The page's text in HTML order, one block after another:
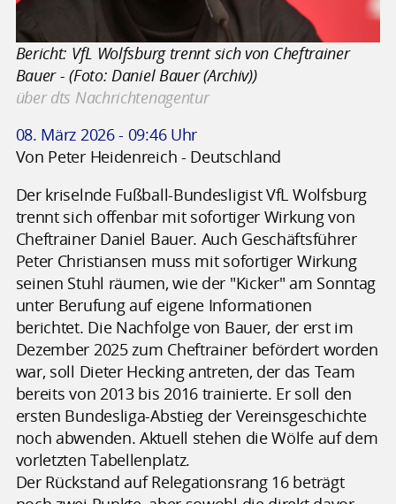
Bericht: VfL Wolfsburg trennt sich von Cheftrainer
Bauer - (Foto: Daniel Bauer (Archiv))
über dts Nachrichtenagentur
08. März 2026 - 09:46 Uhr
Von Peter Heidenreich - Deutschland
Der kriselnde Fußball-Bundesligist VfL Wolfsburg
trennt sich offenbar mit sofortiger Wirkung von
Cheftrainer Daniel Bauer. Auch Geschäftsführer
Peter Christiansen muss mit sofortiger Wirkung
seinen Stuhl räumen, wie der "Kicker" am Sonntag
unter Berufung auf eigene Informationen
berichtet. Die Nachfolge von Bauer, der erst im
Dezember 2025 zum Cheftrainer befördert worden
war, soll Dieter Hecking antreten, der das Team
bereits von 2013 bis 2016 trainierte. Er soll den
ersten Bundesliga-Abstieg der Vereinsgeschichte
noch abwenden. Aktuell stehen die Wölfe auf dem
vorletzten Tabellenplatz.
Der Rückstand auf Relegationsrang 16 beträgt